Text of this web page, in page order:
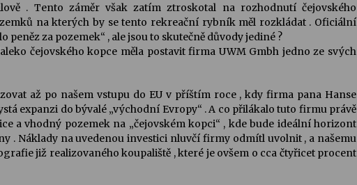
Rufus
Vysočinka
17. 7. 2026
Čapka
Klášteře Želiv
3. 7. 2026
. Tento záměr však zatím ztroskotal na rozhodnutí čejovského
na kterých by se tento rekreační rybník měl rozkládat . Oficiální
peněz za pozemek“ , ale jsou to skutečně důvody jediné ?
čejovského kopce měla postavit firma UWM Gmbh jedno ze svých
až po našem vstupu do EU v příštím roce , kdy firma pana Hanse
expanzi do bývalé „východní Evropy“ . A co přilákalo tuto firmu právě
a vhodný pozemek na „čejovském kopci“ , kde bude ideální horizont
. Náklady na uvedenou investici nluvčí firmy odmítl uvolnit , a našemu
již realizovaného koupaliště , které je ovšem o cca čtyřicet procent